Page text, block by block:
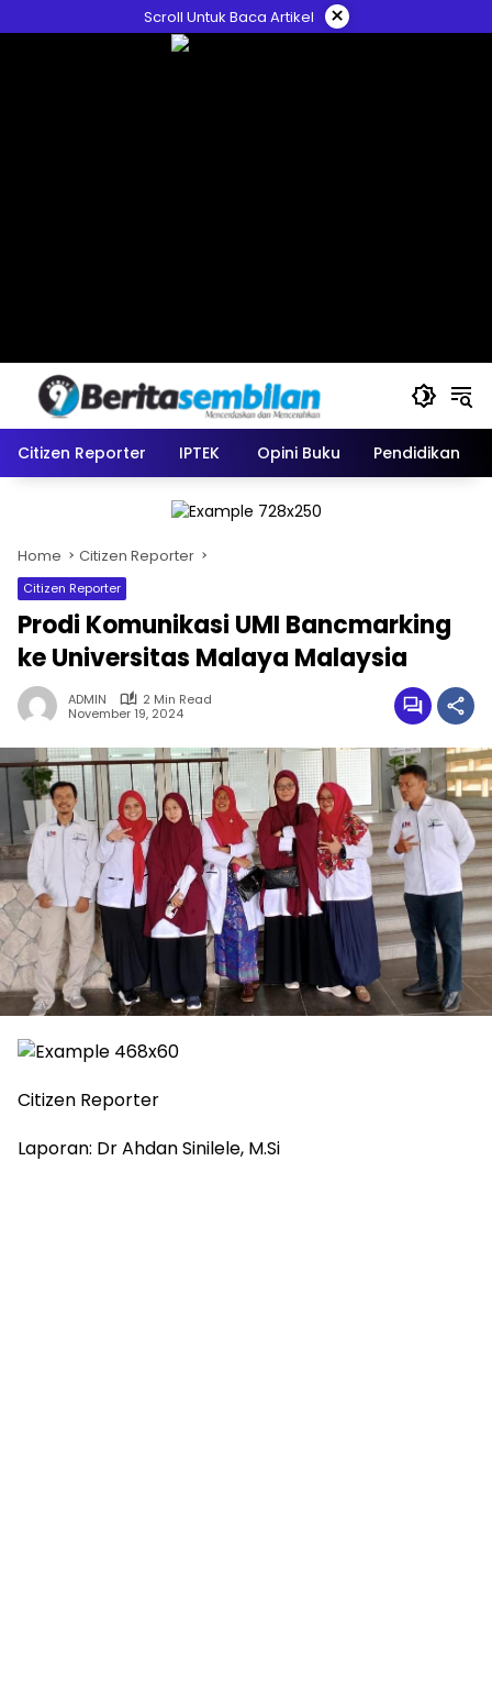
to
Scroll Untuk Baca Artikel ×
Citizen Reporter IPTEK Opini Buku Pendidikan
Home Citizen Reporter
Citizen Reporter
Prodi Komunikasi UMI Bancmarking
ke Universitas Malaya Malaysia
ADMIN
2 Min Read
November 19, 2024
Citizen Reporter
Laporan: Dr Ahdan Sinilele, M.Si